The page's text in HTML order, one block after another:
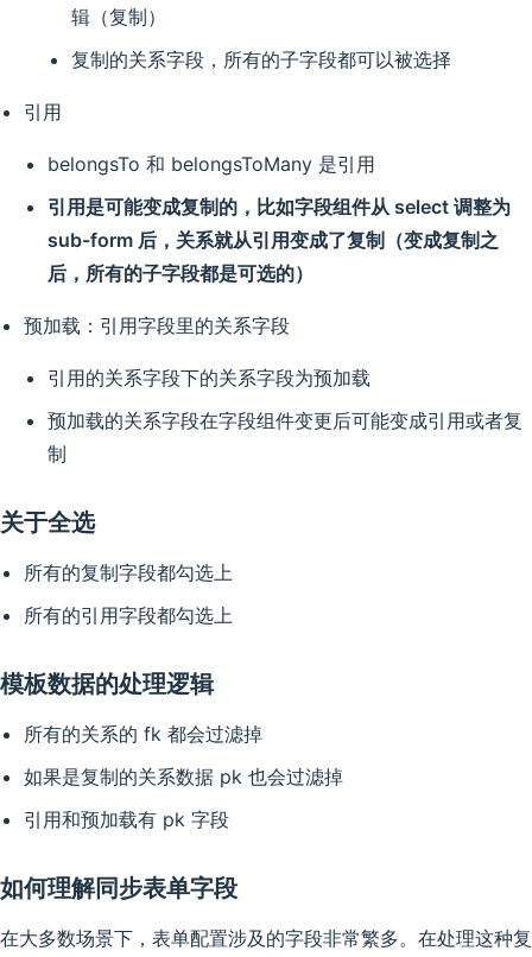
辑（复制）
复制的关系字段，所有的子字段都可以被选择
引用
belongsTo 和 belongsToMany 是引用
引用是可能变成复制的，比如字段组件从 select 调整为
sub-form 后，关系就从引用变成了复制（变成复制之
后，所有的子字段都是可选的）
预加载：引用字段里的关系字段
引用的关系字段下的关系字段为预加载
预加载的关系字段在字段组件变更后可能变成引用或者复
制
关于全选
所有的复制字段都勾选上
所有的引用字段都勾选上
模板数据的处理逻辑
所有的关系的 fk 都会过滤掉
如果是复制的关系数据 pk 也会过滤掉
引用和预加载有 pk 字段
如何理解同步表单字段
在大多数场景下，表单配置涉及的字段非常繁多。在处理这种复